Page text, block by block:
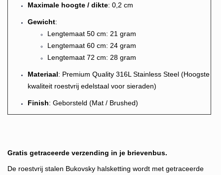
Maximale hoogte / dikte: 0,2 cm
Gewicht:
Lengtemaat 50 cm: 21 gram
Lengtemaat 60 cm: 24 gram
Lengtemaat 72 cm: 28 gram
Materiaal: Premium Quality 316L Stainless Steel (Hoogste
kwaliteit roestvrij edelstaal voor sieraden)
Finish: Geborsteld (Mat / Brushed)
Gratis getraceerde verzending in je brievenbus.
De roestvrij stalen Bukovsky halsketting wordt met getraceerde